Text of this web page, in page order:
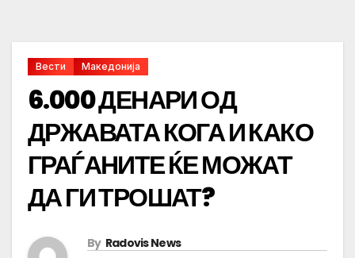
Вести Македонија
6.000 ДЕНАРИ ОД
ДРЖАВАТА КОГА И КАКО
ГРАЃАНИТЕ ЌЕ МОЖАТ
ДА ГИ ТРОШАТ?
By Radovis News